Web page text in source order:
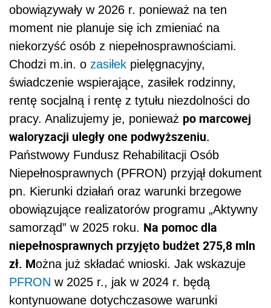
obowiązywały w 2026 r. ponieważ na ten
moment nie planuje się ich zmieniać na
niekorzyść osób z niepełnosprawnościami.
Chodzi m.in. o zasiłek pielęgnacyjny,
świadczenie wspierające, zasiłek rodzinny,
rentę socjalną i rentę z tytułu niezdolności do
pracy. Analizujemy je, ponieważ po marcowej
waloryzacji uległy one podwyższeniu.
Państwowy Fundusz Rehabilitacji Osób
Niepełnosprawnych (PFRON) przyjął dokument
pn. Kierunki działań oraz warunki brzegowe
obowiązujące realizatorów programu „Aktywny
samorząd” w 2025 roku. Na pomoc dla
niepełnosprawnych przyjęto budżet 275,8 mln
zł. Można już składać wnioski. Jak wskazuje
PFRON w 2025 r., jak w 2024 r. będą
kontynuowane dotychczasowe warunki